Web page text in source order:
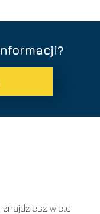
wiele